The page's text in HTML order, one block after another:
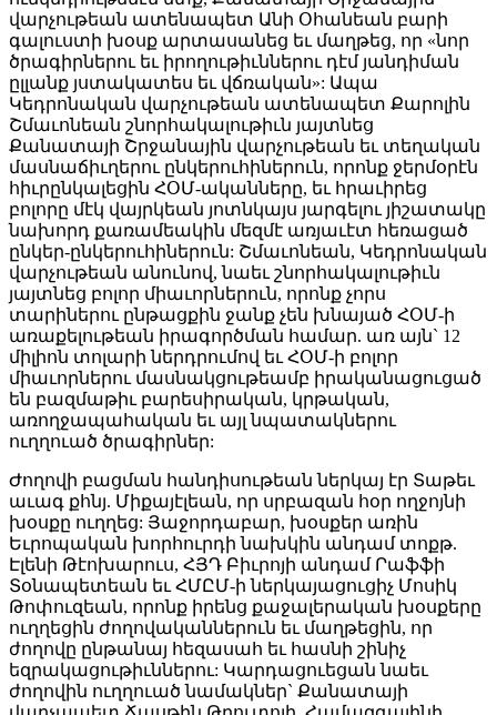
վարչութեան ատենապետ Անի Օհանեան բարի
գալուստի խօսք արտասանեց եւ մաղթեց, որ «նոր
ծրագիրներու եւ իրողութիւններու դէմ յանդիման
ըլլանք յստակատես եւ վճռական»: Ապա
Կեդրոնական վարչութեան ատենապետ Քարոլին
Շմաւոնեան շնորհակալութիւն յայտնեց
Քանատայի Շրջանային վարչութեան եւ տեղական
մասնաճիւղերու ընկերուհիներուն, որոնք ջերմօրէն
հիւրընկալեցին ՀՕՄ-ականները, եւ հրաւիրեց
բոլորը մէկ վայրկեան յոտնկայս յարգելու յիշատակը
նախորդ քառամեակին մեզմէ առյաւէտ հեռացած
ընկեր-ընկերուհիներուն: Շմաւոնեան, Կեդրոնական
վարչութեան անունով, նաեւ շնորհակալութիւն
յայտնեց բոլոր միաւորներուն, որոնք չորս
տարիներու ընթացքին ջանք չեն խնայած ՀՕՄ-ի
առաքելութեան իրագործման համար. առ այն` 12
միլիոն տոլարի ներդրումով եւ ՀՕՄ-ի բոլոր
միաւորներու մասնակցութեամբ իրականացուցած
են բազմաթիւ բարեսիրական, կրթական,
առողջապահական եւ այլ նպատակներու
ուղղուած ծրագիրներ:
Ժողովի բացման հանդիսութեան ներկայ էր Տաթեւ
աւագ քհնյ. Միքայէլեան, որ սրբազան հօր ողջոյնի
խօսքը ուղղեց: Յաջորդաբար, խօսքեր առին
Եւրոպական խորհուրդի նախկին անդամ տոքթ.
Էլենի Թէոխարուս, ՀՅԴ Բիւրոյի անդամ Րաֆֆի
Տօնապետեան եւ ՀՄԸՄ-ի ներկայացուցիչ Մոսիկ
Թոփուզեան, որոնք իրենց քաջալերական խօսքերը
ուղղեցին ժողովականներուն եւ մաղթեցին, որ
ժողովը ընթանայ հեզասահ եւ հասնի շինիչ
եզրակացութիւններու: Կարդացուեցան նաեւ
ժողովին ուղղուած նամակներ` Քանատայի